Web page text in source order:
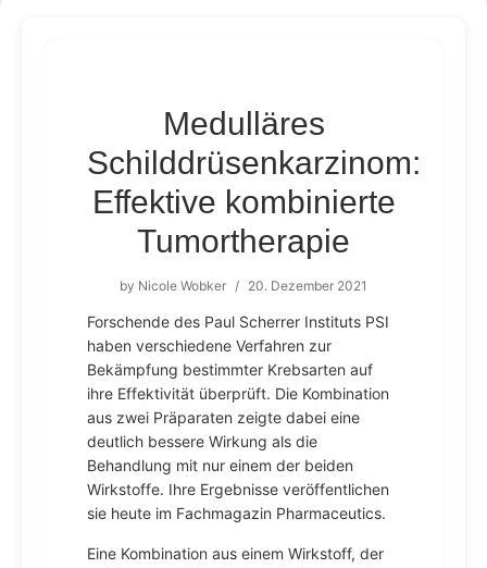
Medulläres
Schilddrüsenkarzinom:
Effektive kombinierte
Tumortherapie
by Nicole Wobker / 20. Dezember 2021
Forschende des Paul Scherrer Instituts PSI
haben verschiedene Verfahren zur
Bekämpfung bestimmter Krebsarten auf
ihre Effektivität überprüft. Die Kombination
aus zwei Präparaten zeigte dabei eine
deutlich bessere Wirkung als die
Behandlung mit nur einem der beiden
Wirkstoffe. Ihre Ergebnisse veröffentlichen
sie heute im Fachmagazin Pharmaceutics.
Eine Kombination aus einem Wirkstoff, der